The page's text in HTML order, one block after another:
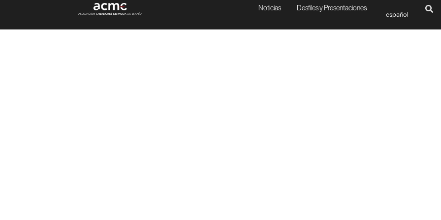
Noticias Desfiles y Presentaciones
español